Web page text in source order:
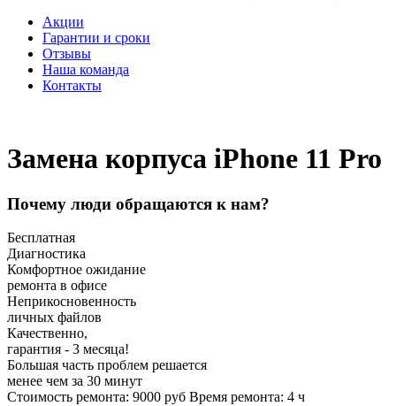
Акции
Гарантии и сроки
Отзывы
Наша команда
Контакты
Замена корпуса iPhone 11 Pro
Почему люди обращаются к нам?
Бесплатная
Диагностика
Комфортное ожидание
ремонта в офисе
Неприкосновенность
личных файлов
Качественно,
гарантия - 3 месяца!
Большая часть проблем решается
менее чем за 30 минут
Стоимость ремонта: 9000 руб Время ремонта: 4 ч